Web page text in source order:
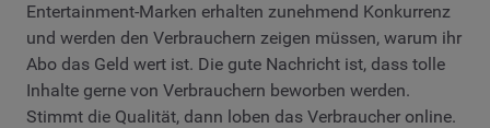
Entertainment-Marken erhalten zunehmend Konkurrenz
und werden den Verbrauchern zeigen müssen, warum ihr
Abo das Geld wert ist. Die gute Nachricht ist, dass tolle
Inhalte gerne von Verbrauchern beworben werden.
Stimmt die Qualität, dann loben das Verbraucher online.